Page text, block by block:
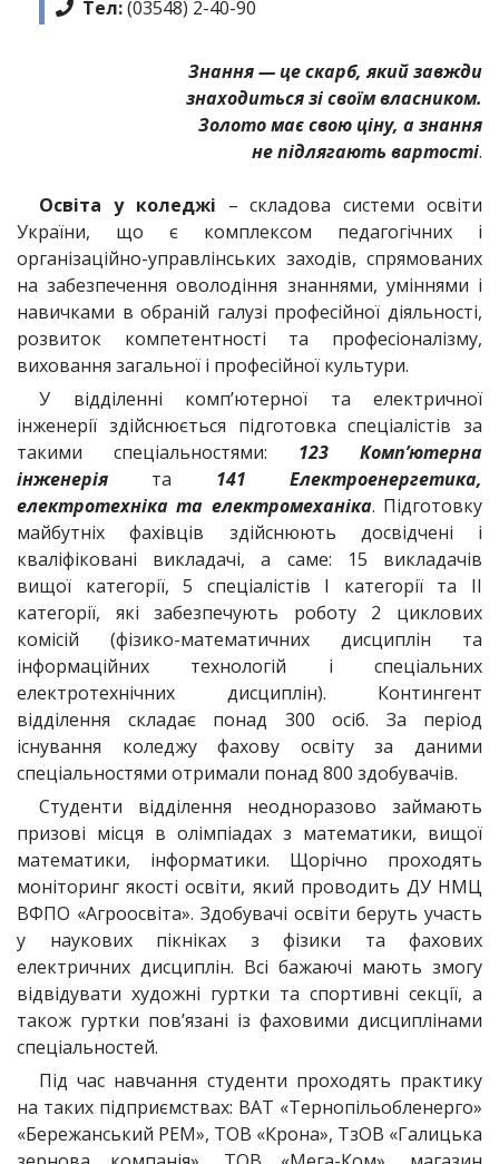
Тел:(03548) 2-40-90
Знання — це скарб, який завжди
знаходиться зі своїм власником.
Золото має свою ціну, а знання
не підлягають вартості.
Освіта у коледжі – складова системи освіти
України, що є комплексом педагогічних і
організаційно-управлінських заходів, спрямованих
на забезпечення оволодіння знаннями, уміннями і
навичками в обраній галузі професійної діяльності,
розвиток компетентності та професіоналізму,
виховання загальної і професійної культури.
У відділенні комп’ютерної та електричної
інженерії здійснюється підготовка спеціалістів за
такими спеціальностями: 123 Комп’ютерна
інженерія
та 141 Електроенергетика,
електротехніка та електромеханіка. Підготовку
майбутніх фахівців здійснюють досвідчені і
кваліфіковані викладачі, а саме: 15 викладачів
вищої категорії, 5 спеціалістів І категорії та ІІ
категорії, які забезпечують роботу 2 циклових
комісій (фізико-математичних дисциплін та
інформаційних технологій і спеціальних
електротехнічних дисциплін). Контингент
відділення складає понад 300 осіб. За період
існування коледжу фахову освіту за даними
спеціальностями отримали понад 800 здобувачів.
Студенти відділення неодноразово займають
призові місця в олімпіадах з математики, вищої
математики, інформатики. Щорічно проходять
моніторинг якості освіти, який проводить ДУ НМЦ
ВФПО «Агроосвіта». Здобувачі освіти беруть участь
у наукових пікніках з фізики та фахових
електричних дисциплін. Всі бажаючі мають змогу
відвідувати художні гуртки та спортивні секції, а
також гуртки пов’язані із фаховими дисциплінами
спеціальностей.
Під час навчання студенти проходять практику
на таких підприємствах: ВАТ «Тернопільобленерго»
«Бережанський РЕМ», ТОВ «Крона», ТзОВ «Галицька